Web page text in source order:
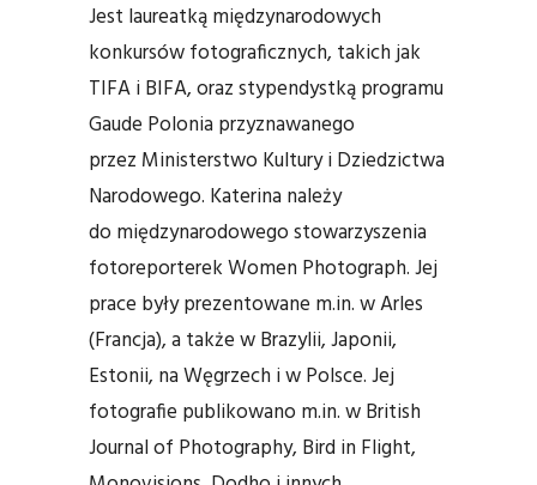
Jest laureatką międzynarodowych
konkursów fotograficznych, takich jak
TIFA i BIFA, oraz stypendystką programu
Gaude Polonia przyznawanego
przez Ministerstwo Kultury i Dziedzictwa
Narodowego. Katerina należy
do międzynarodowego stowarzyszenia
fotoreporterek Women Photograph. Jej
prace były prezentowane m.in. w Arles
(Francja), a także w Brazylii, Japonii,
Estonii, na Węgrzech i w Polsce. Jej
fotografie publikowano m.in. w British
Journal of Photography, Bird in Flight,